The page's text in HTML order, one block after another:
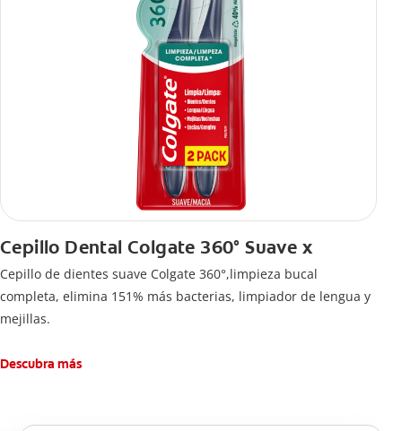
Cepillo Dental Colgate 360° Suave x
Cepillo de dientes suave Colgate 360°,limpieza bucal
completa, elimina 151% más bacterias, limpiador de lengua y
mejillas.
Descubra más